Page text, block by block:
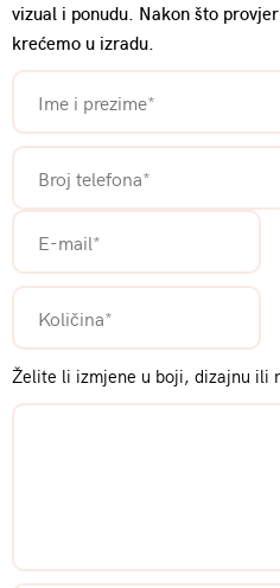
vizual i ponudu. Nakon što
krećemo u izradu.
Želite li izmjene u boji, dizajnu ili